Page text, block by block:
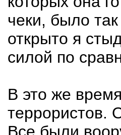
чеки, было
открыто я
силой по
В это же
террористов.